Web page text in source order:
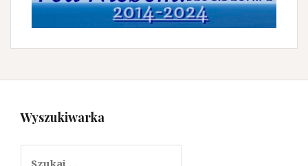
Wyszukiwarka